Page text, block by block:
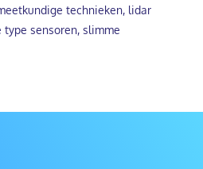
technieken, lidar
type sensoren, slimme